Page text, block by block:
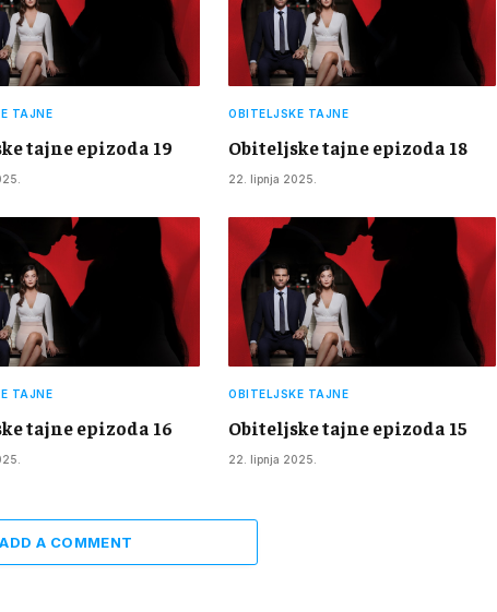
TAJNE
tajne epizoda 19
OBITELJSKE TAJNE
Obiteljske tajne epizoda 18
22. lipnja 2025.
TAJNE
tajne epizoda 16
OBITELJSKE TAJNE
Obiteljske tajne epizoda 15
22. lipnja 2025.
ADD A COMMENT